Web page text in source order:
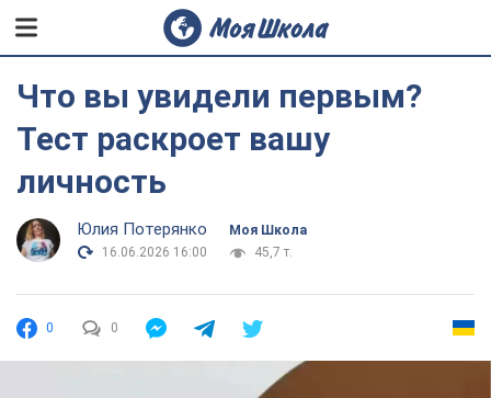
Что вы увидели первым?
Тест раскроет вашу
личность
Юлия Потерянко
Моя Школа
16.06.2026 16:00
45,7 т.
0 0